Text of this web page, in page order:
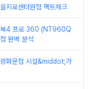
지로센터원점 팩트체크
북4 프로 360 (NT960Q
완벽 분석
화문점 시설&middot;가